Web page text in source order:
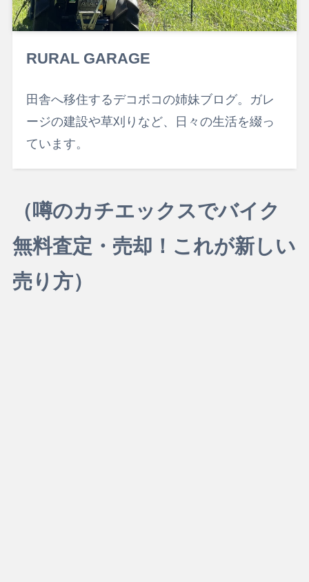
RURAL GARAGE
田舎へ移住するデコボコの姉妹ブログ。ガレ
ージの建設や草刈りなど、日々の生活を綴っ
ています。
（噂のカチエックスでバイク
無料査定・売却！これが新しい
売り方）